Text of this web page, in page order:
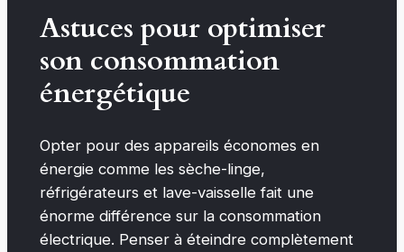
Astuces pour optimiser
son consommation
énergétique
Opter pour des appareils économes en
énergie comme les sèche-linge,
réfrigérateurs et lave-vaisselle fait une
énorme différence sur la consommation
électrique. Penser à éteindre complètement